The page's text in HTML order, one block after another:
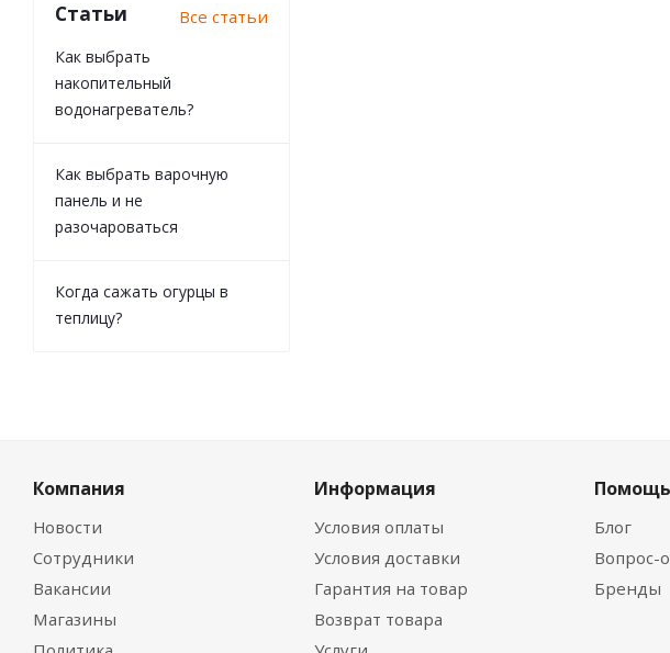
Статьи Все статьи
Как выбрать
накопительный
водонагреватель?
Как выбрать варочную
панель и не
разочароваться
Когда сажать огурцы в
теплицу?
Компания
Новости
Сотрудники
Вакансии
Магазины
Информация
Условия оплаты
Условия доставки
Гарантия на товар
Возврат товара
Помощь
Блог
Вопрос-
Бренды